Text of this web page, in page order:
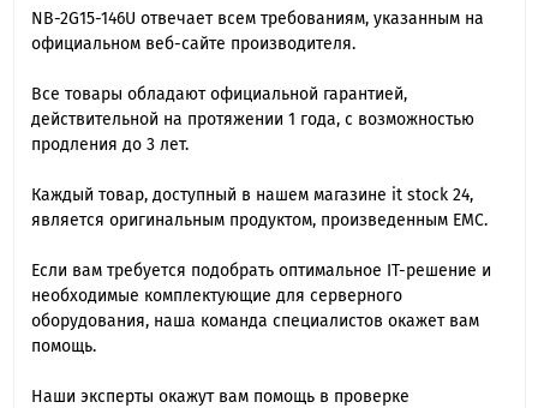
NB-2G15-146U отвечает всем требованиям, указанным на
официальном веб-сайте производителя.
Все товары обладают официальной гарантией,
действительной на протяжении 1 года, с возможностью
продления до 3 лет.
Каждый товар, доступный в нашем магазине it stock 24,
является оригинальным продуктом, произведенным EMC.
Если вам требуется подобрать оптимальное IT-решение и
необходимые комплектующие для серверного
оборудования, наша команда специалиcтов окажет вам
помощь.
Наши эксперты окажут вам помощь в проверке